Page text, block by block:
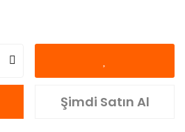
Şimdi Satın Al